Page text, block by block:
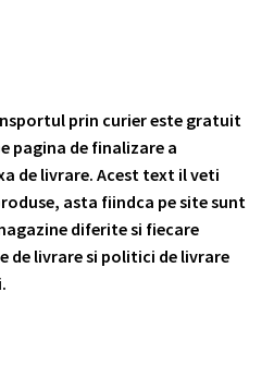
prin curier este gratuit
pagina de finalizare a
de livrare. Acest text il veti
asta fiindca pe site sunt
diferite si fiecare
de livrare si politici de livrare